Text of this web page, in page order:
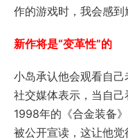
作的游戏时，我会感到
新作将是“变革性”的
小岛承认他会观看自
社交媒体表示，当自
1998年的《合金装备
被公开宣读，这让他